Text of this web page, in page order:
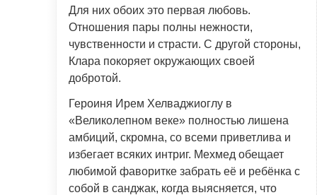
Для них обоих это первая любовь.
Отношения пары полны нежности,
чувственности и страсти. С другой стороны,
Клара покоряет окружающих своей
добротой.
Героиня Ирем Хелваджиоглу в
«Великолепном веке» полностью лишена
амбиций, скромна, со всеми приветлива и
избегает всяких интриг. Мехмед обещает
любимой фаворитке забрать её и ребёнка с
собой в санджак, когда выясняется, что